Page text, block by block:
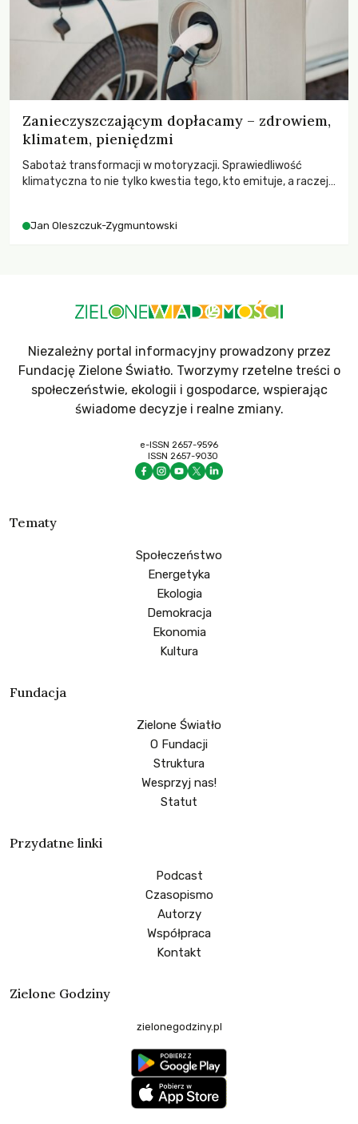
Zanieczyszczającym dopłacamy – zdrowiem,
klimatem, pieniędzmi
Sabotaż transformacji w motoryzacji. Sprawiedliwość
klimatyczna to nie tylko kwestia tego, kto emituje, a raczej
Jan Oleszczuk-Zygmuntowski
Niezależny portal informacyjny prowadzony przez
Fundację Zielone Światło. Tworzymy rzetelne treści o
społeczeństwie, ekologii i gospodarce, wspierając
świadome decyzje i realne zmiany.
e-ISSN 2657-9596
ISSN 2657-9030
Tematy
Społeczeństwo
Energetyka
Ekologia
Demokracja
Ekonomia
Kultura
Fundacja
Zielone Światło
O Fundacji
Struktura
Wesprzyj nas!
Statut
Przydatne linki
Podcast
Czasopismo
Autorzy
Współpraca
Kontakt
Zielone Godziny
zielonegodziny.pl